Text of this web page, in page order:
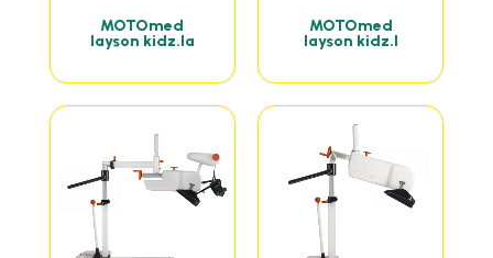
MOTOmed
layson kidz.la
MOTOmed
layson kidz.l